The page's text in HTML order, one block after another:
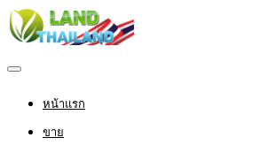
หน้าแรก
ขาย